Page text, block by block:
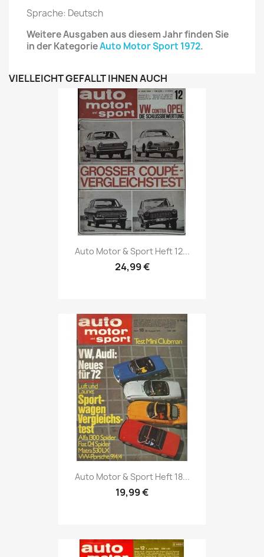
Sprache: Deutsch
Weitere Ausgaben aus diesem Jahr finden Sie
in der KategorieAuto Motor Sport 1972.
VIELLEICHT GEFÄLLT IHNEN AUCH
Vorschau
Auto Motor & Sport Heft 12...
24,99 €
Vorschau
Auto Motor & Sport Heft 18...
19,99 €